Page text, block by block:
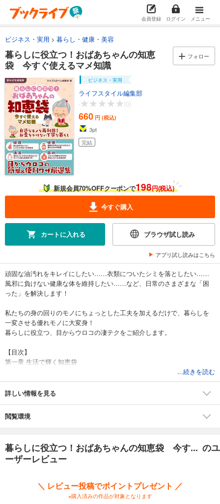
会員登録 ログイン メニュー
ビジネス・実用 暮らし・健康・美容
暮らしに役立つ！おばあちゃんの知恵
袋 今すぐ使えるマメ知識
フォロー
ビジネス・実用
ライフスタイル編集部
-
(0)
660 円 (税込)
3pt
完結
新規会員70%OFFクーポンで198円(税込)
今すぐ購入
カートに入れる ブラウザ試し読み
アプリ試し読みはこちら
頑固な油汚れをキレイにしたい……衣類についたシミを落としたい……
風邪に負けない健康な体を維持したい……など、日常のさまざまな「困
った」を解決します！
私たちの身の回りのモノにちょっとした工夫を加えるだけで、暮らしを
一変させる優れモノに大変身！
暮らしに役立つ、目からウロコの凄テクをご紹介します。
【目次】
第一章 生活で輝く知恵袋
2. 風邪を引いた体に聞く卵酒と、大根飴
3. チョークの粉で蟻避け
2. 春は旅行の季節、旅行先の豆知識
3. 春は心機一転のチャンス春を楽しむコツ
この一冊で、生活を豊かにする賢い知恵が身につく！
...続きを読む
詳しい情報を見る
閲覧環境
暮らしに役立つ！おばあちゃんの知恵袋 今す... のユ
ーザーレビュー
＼ レビュー投稿でポイントプレゼント ／
※購入済みの作品が対象となります